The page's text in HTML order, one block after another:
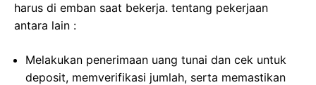
harus di emban saat bekerja. tentang pekerjaan
antara lain :
Melakukan penerimaan uang tunai dan cek untuk
deposit, memverifikasi jumlah, serta memastikan